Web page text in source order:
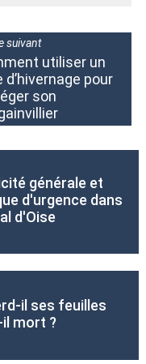
suivant
utiliser un
d’hivernage pour
son
générale et
d'urgence dans
d'Oise
il ses feuilles
mort ?